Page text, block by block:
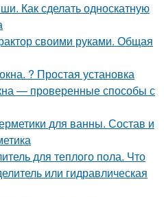
Как сделать односкатную
своими руками. Общая
? Простая установка
— проверенные способы с
для ванны. Состав и
для теплого пола. Что
или гидравлическая